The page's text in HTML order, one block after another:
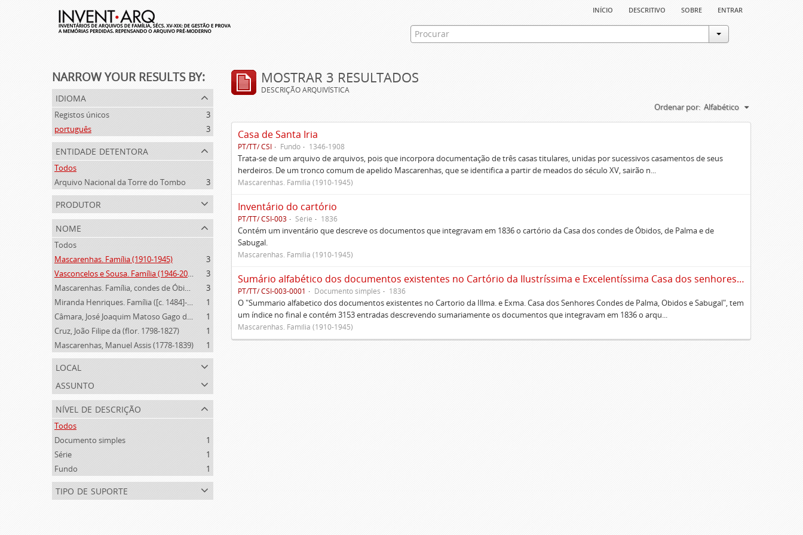
início descritivo sobre entrar
NARROW YOUR RESULTS BY:
idioma
Registos únicos
3
português
3
entidade detentora
Todos
Arquivo Nacional da Torre do Tombo
3
produtor
nome
Todos
Mascarenhas. Família (1910-1945)
3
Vasconcelos e Sousa. Família (1946-2006)
3
Mascarenhas. Família, condes de Óbidos, Palma e Sabugal (1669-1910)
3
Miranda Henriques. Família ([c. 1484]-[c.1745])
1
Câmara, José Joaquim Matoso Gago da (1775-1864)
1
Cruz, João Filipe da (flor. 1798-1827)
1
Mascarenhas, Manuel Assis (1778-1839)
1
local
assunto
nível de descrição
Todos
Documento simples
1
Série
1
Fundo
1
tipo de suporte
MOSTRAR 3 RESULTADOS
DESCRIÇÃO ARQUIVÍSTICA
Ordenar por: Alfabético
Casa de Santa Iria
PT/TT/ CSI Fundo 1346-1908
Trata-se de um arquivo de arquivos, pois que incorpora documentação de três casas titulares, unidas por sucessivos casamentos de seus
herdeiros. De um tronco comum de apelido Mascarenhas, que se identifica a partir de meados do século XV, sairão n...
Mascarenhas. Família (1910-1945)
Inventário do cartório
PT/TT/ CSI-003 Série 1836
Contém um inventário que descreve os documentos que integravam em 1836 o cartório da Casa dos condes de Óbidos, de Palma e de
Sabugal.
Mascarenhas. Família (1910-1945)
Sumário alfabético dos documentos existentes no Cartório da Ilustríssima e Excelentíssima Casa dos senhores condes de Palma, Óbidos e Sabugal
PT/TT/ CSI-003-0001 Documento simples 1836
O "Summario alfabetico dos documentos existentes no Cartorio da Illma. e Exma. Casa dos Senhores Condes de Palma, Obidos e Sabugal", tem
um índice no final e contém 3153 entradas descrevendo sumariamente os documentos que integravam em 1836 o arqu...
Mascarenhas. Família (1910-1945)